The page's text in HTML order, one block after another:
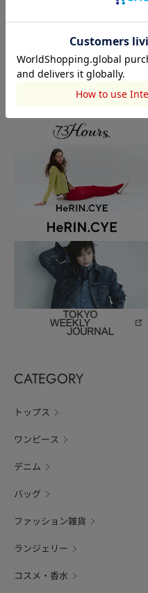
CATEGORY
トップス
ワンピース
デニム
バッグ
ファッション雑貨
ランジェリー
コスメ・香水